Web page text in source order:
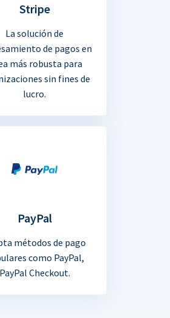
Stripe
La solución de
de pagos en
más robusta para
sin fines de
lucro.
PayPal
métodos de pago
como PayPal,
PayPal Checkout.